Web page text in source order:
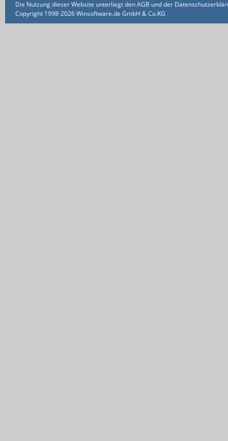
Die Nutzung dieser Website unterliegt den AGB und der
Copyright 1998-2026 Winsoftware.de GmbH & Co.KG